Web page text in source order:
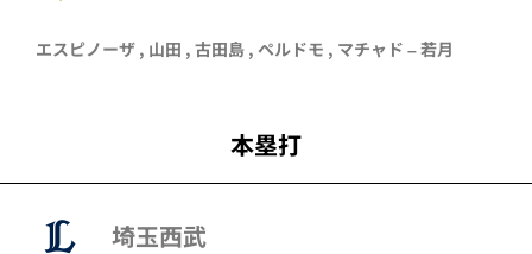
エスピノーザ , 山田 , 古田島 , ペルドモ , マチャド –若月
本塁打
埼玉西武